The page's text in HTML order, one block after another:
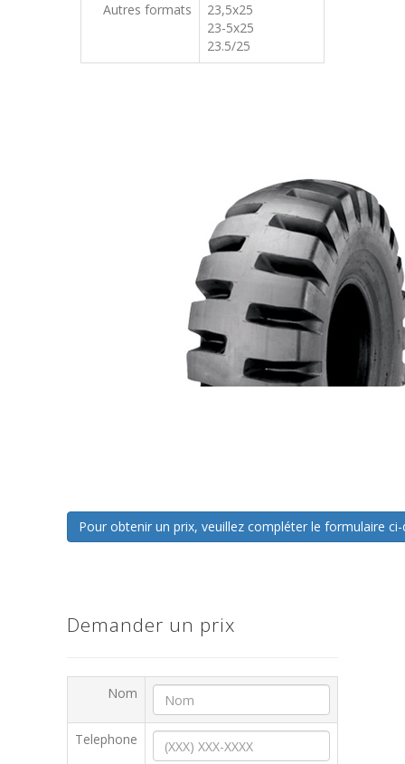
Autres formats
23,5x25
23-5x25
23.5/25
Pour obtenir un prix, veuillez compléter le formulaire
Demander un prix
Nom
Telephone